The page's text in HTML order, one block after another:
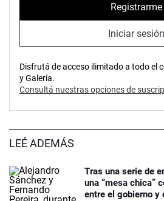
Registrarme
Iniciar sesión
Disfrutá de acceso ilimitado a todo el
y Galería.
Consultá nuestras opciones de
LEÉ ADEMÁS
Tras una serie de
una “mesa chica”
entre el gobierno y